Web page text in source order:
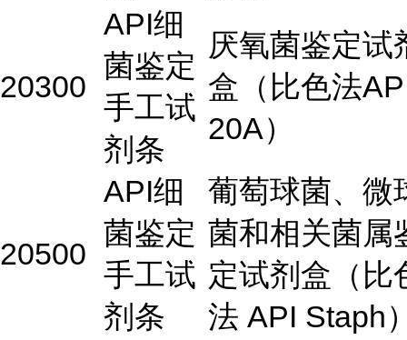
20300
API细
菌鉴定
手工试
剂条
厌氧菌鉴定试
盒（比色法
20A）
20500
API细
菌鉴定
手工试
剂条
葡萄球菌、微
菌和相关菌属
定试剂盒（比
法 API Staph